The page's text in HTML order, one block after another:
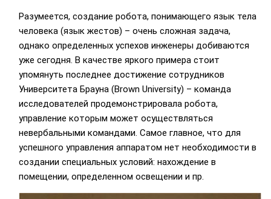
Разумеется, создание робота, понимающего язык тела
человека (язык жестов) – очень сложная задача,
однако определенных успехов инженеры добиваются
уже сегодня. В качестве яркого примера стоит
упомянуть последнее достижение сотрудников
Университета Брауна (Brown University) – команда
исследователей продемонстрировала робота,
управление которым может осуществляться
невербальными командами. Самое главное, что для
успешного управления аппаратом нет необходимости в
создании специальных условий: нахождение в
помещении, определенном освещении и пр.